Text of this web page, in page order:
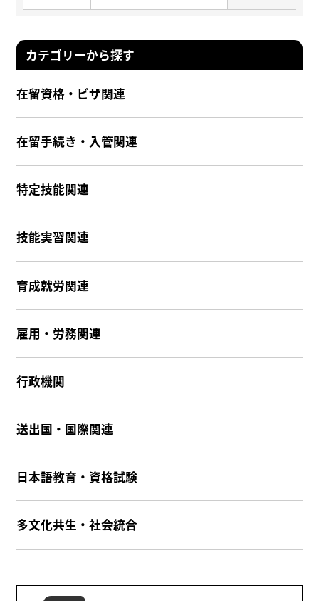
カテゴリーから探す
在留資格・ビザ関連
在留手続き・入管関連
特定技能関連
技能実習関連
育成就労関連
雇用・労務関連
行政機関
送出国・国際関連
日本語教育・資格試験
多文化共生・社会統合